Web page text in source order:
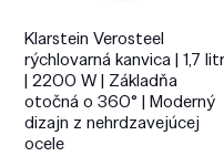
Klarstein Verosteel
rýchlovarná kanvica | 1,7
| 2200 W | Základňa
otočná o 360° | Moderný
dizajn z nehrdzavejúcej
ocele